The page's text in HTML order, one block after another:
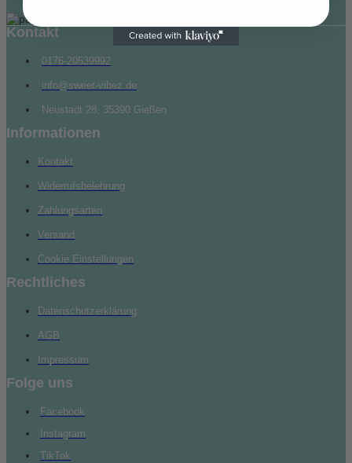
Kontakt
0176-20539992
info@sweet-vibez.de
Neustadt 28, 35390 Gießen
Informationen
Kontakt
Widerrufsbelehrung
Zahlungsarten
Versand
Cookie Einstellungen
Rechtliches
Datenschutzerklärung
AGB
Impressum
Folge uns
Facebook
Instagram
TikTok